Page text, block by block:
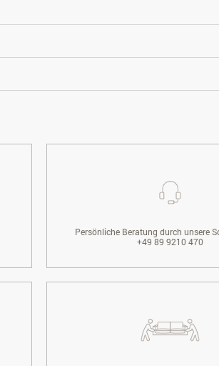
Persönliche Beratung durch unsere
+49 89 9210 470